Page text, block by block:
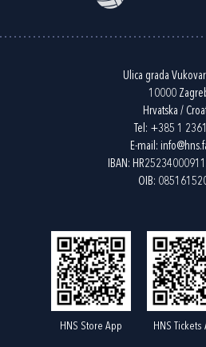
Ulica grada
10000
Hrvatska /
Tel: +385 1
E-mail:
IBAN:
OIB:
HNS Store App HNS Tickets